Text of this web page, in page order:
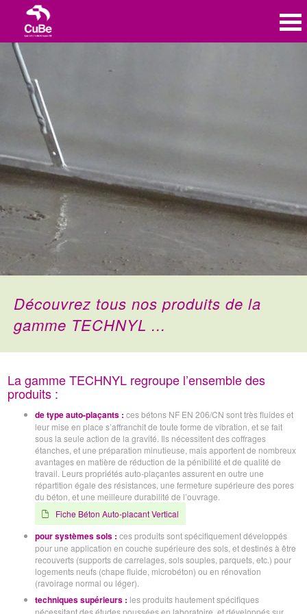
Découvrez tous nos produits de la
gamme TECHNYL ...
La gamme TECHNYL regroupe l’ensemble des
produits :
de type auto-plaçants : ces bétons NF EN 206/CN sont très fluides et
leur mise en place s’affranchit de toute forme de vibration, et se fait
sous la seule action de la gravité. Ils nécessitent des coffrages
étanches, et une préparation minutieuse, mais apportent de nombreux
avantages en matière de réduction de la pénibilité et de qualité de
travail. Leurs propriétés auto-plaçantes assurent en outre une
répartition égale des résistances, une fermeture supérieure des pores
du béton, et une meilleure durabilité de l’ouvrage.
Fiche Béton Auto-placant Vertical
pour systèmes sols : ces produits sont spécifiquement développés
pour une application en couche supérieure des sols, et destinés à être
recouverts (supports de carrelages, sols souples, parquets, etc.) pour
logements neufs (chape fluide, microbéton) ou en rénovation
(ravoirage normal ou léger).
techniques supérieurs : les produits hautement spécifiques
nécessitant des études poussées en laboratoire, et développés sur